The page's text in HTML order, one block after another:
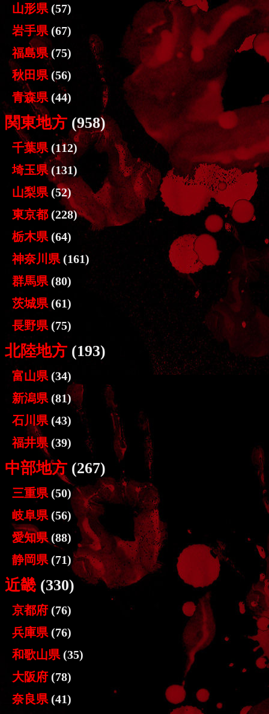
山形県 (57)
岩手県 (67)
福島県 (75)
秋田県 (56)
青森県 (44)
関東地方 (958)
千葉県 (112)
埼玉県(131)
山梨県 (52)
東京都(228)
栃木県 (64)
神奈川県 (161)
群馬県 (80)
茨城県 (61)
長野県 (75)
北陸地方 (193)
富山県 (34)
新潟県 (81)
石川県 (43)
福井県 (39)
中部地方 (267)
三重県 (50)
岐阜県 (56)
愛知県(88)
静岡県 (71)
近畿 (330)
京都府 (76)
兵庫県 (76)
和歌山県 (35)
大阪府 (78)
奈良県 (41)